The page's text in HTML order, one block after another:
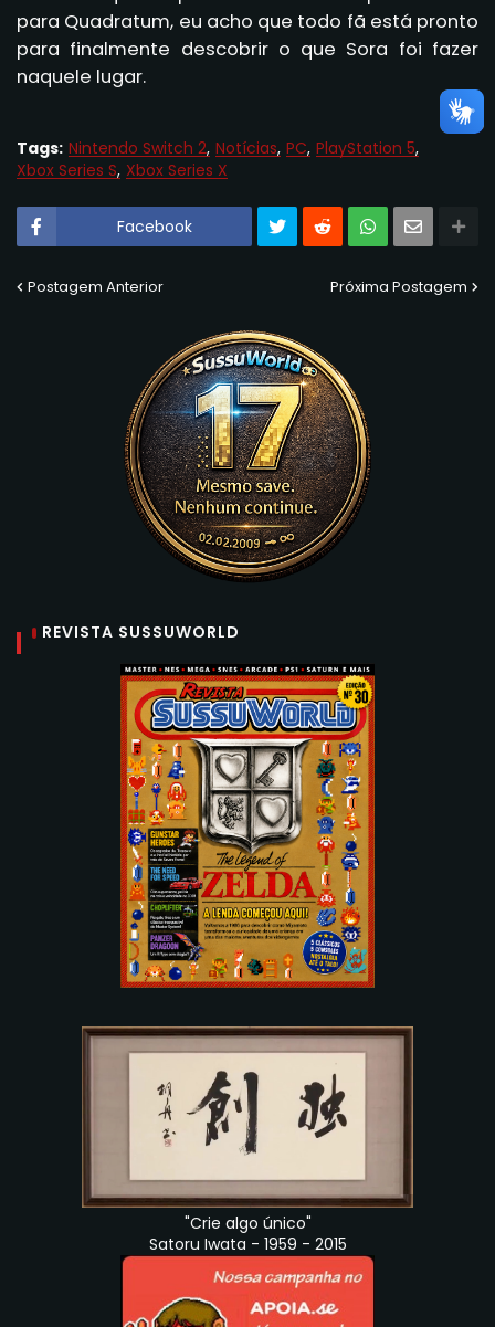
para Quadratum, eu acho que todo fã está pronto
para finalmente descobrir o que Sora foi fazer
naquele lugar.
Tags: Nintendo Switch 2 Notícias PC PlayStation 5
Xbox Series S Xbox Series X
Facebook
Postagem Anterior Próxima Postagem
REVISTA SUSSUWORLD
"Crie algo único"
Satoru Iwata - 1959 - 2015